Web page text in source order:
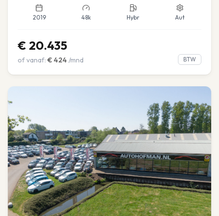
2019 48k Hybr Aut
€ 20.435
of vanaf: € 424 /mnd BTW